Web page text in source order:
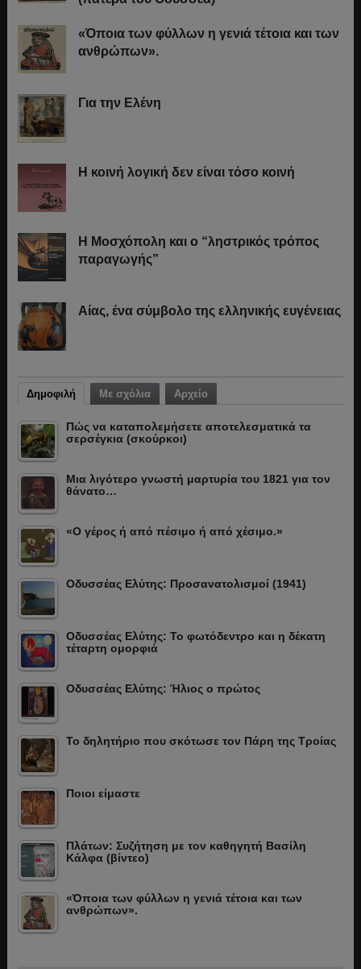
«Όποια των φύλλων η γενιά τέτοια και των
ανθρώπων».
Για την Ελένη
Η κοινή λογική δεν είναι τόσο κοινή
Η Μοσχόπολη και ο “ληστρικός τρόπος
παραγωγής”
Αίας, ένα σύμβολο της ελληνικής ευγένειας
Δημοφιλή Με σχόλια Αρχείο
Πώς να καταπολεμήσετε αποτελεσματικά τα
σερσέγκια (σκούρκοι)
Μια λιγότερο γνωστή μαρτυρία του 1821 για τον
θάνατο…
«Ο γέρος ή από πέσιμο ή από χέσιμο.»
Οδυσσέας Ελύτης: Προσανατολισμοί (1941)
Οδυσσέας Ελύτης: Το φωτόδεντρο και η δέκατη
τέταρτη ομορφιά
Οδυσσέας Ελύτης: Ήλιος ο πρώτος
Το δηλητήριο που σκότωσε τον Πάρη της Τροίας
Ποιοι είμαστε
Πλάτων: Συζήτηση με τον καθηγητή Βασίλη
Κάλφα (βίντεο)
«Όποια των φύλλων η γενιά τέτοια και των
ανθρώπων».